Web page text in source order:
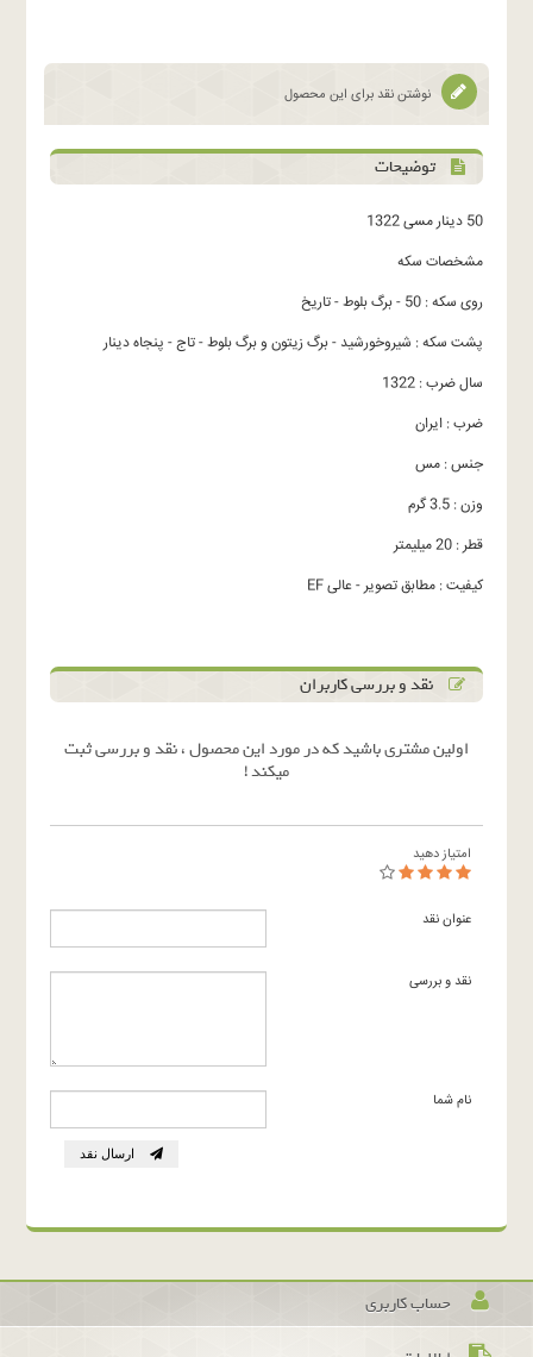
نوشتن نقد برای این محصول
توضیحات
50 دینار مسی 1322
مشخصات سکه
روی سکه : 50 - برگ بلوط - تاریخ
پشت سکه : شیروخورشید - برگ زیتون و برگ بلوط - تاج - پنجاه دینار
سال ضرب : 1322
ضرب : ایران
جنس : مس
وزن : 3.5 گرم
قطر : 20 میلیمتر
کیفیت : مطابق تصویر - عالی EF
نقد و بررسی کاربران
اولین مشتری باشید که در مورد این محصول ، نقد و بررسی ثبت
میکند !
امتیاز دهید
عنوان نقد
نقد و بررسی
نام شما
ارسال نقد
حساب کاربری